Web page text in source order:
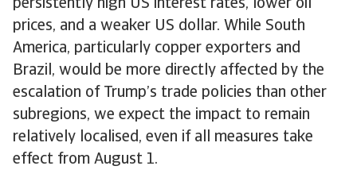
persistently high US interest rates, lower oil
prices, and a weaker US dollar. While South
America, particularly copper exporters and
Brazil, would be more directly affected by the
escalation of Trump’s trade policies than other
subregions, we expect the impact to remain
relatively localised, even if all measures take
effect from August 1.